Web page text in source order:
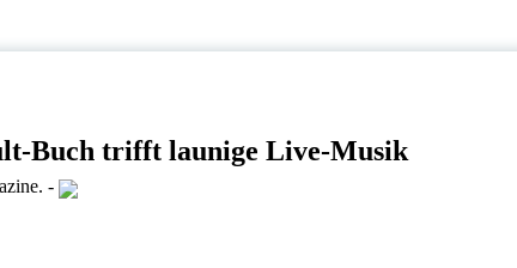
Buch trifft launige Live-Musik
-